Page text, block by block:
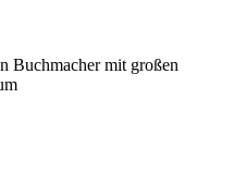
Buchmacher mit großen